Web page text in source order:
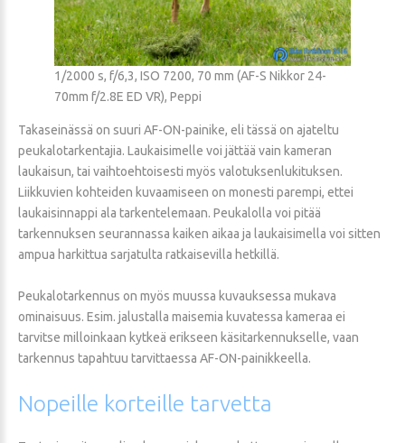
1/2000 s, f/6,3, ISO 7200, 70 mm (AF-S Nikkor 24-
70mm f/2.8E ED VR), Peppi
Takaseinässä on suuri AF-ON-painike, eli tässä on ajateltu
peukalotarkentajia. Laukaisimelle voi jättää vain kameran
laukaisun, tai vaihtoehtoisesti myös valotuksenlukituksen.
Liikkuvien kohteiden kuvaamiseen on monesti parempi, ettei
laukaisinnappi ala tarkentelemaan. Peukalolla voi pitää
tarkennuksen seurannassa kaiken aikaa ja laukaisimella voi sitten
ampua harkittua sarjatulta ratkaisevilla hetkillä.
Peukalotarkennus on myös muussa kuvauksessa mukava
ominaisuus. Esim. jalustalla maisemia kuvatessa kameraa ei
tarvitse milloinkaan kytkeä erikseen käsitarkennukselle, vaan
tarkennus tapahtuu tarvittaessa AF-ON-painikkeella.
Nopeille korteille tarvetta